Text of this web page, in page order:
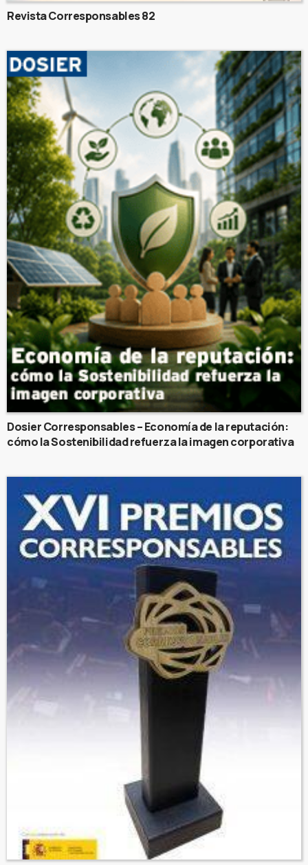
Revista Corresponsables 82
Dosier Corresponsables – Economía de la reputación:
cómo la Sostenibilidad refuerza la imagen corporativa